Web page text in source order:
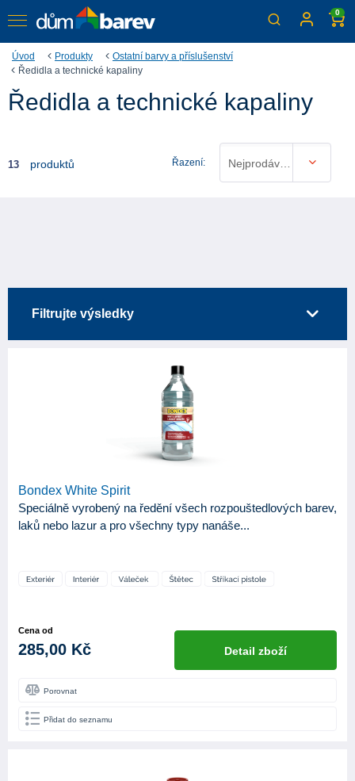
0
Úvod Produkty
Ostatní barvy a příslušenství
Ředidla a technické kapaliny
Ředidla a technické kapaliny
13 produktů Řazení: Nejprodávanější
Filtrujte výsledky
KATEGORIE
Produkty
Štětec
BÁZE
ODSTÍN LESKU
Bondex White Spirit
Speciálně vyrobený na ředění všech rozpouštedlových barev,
laků nebo lazur a pro všechny typy nanáše...
Cena od
285,00 Kč Detail zboží
Porovnat
Přidat do seznamu